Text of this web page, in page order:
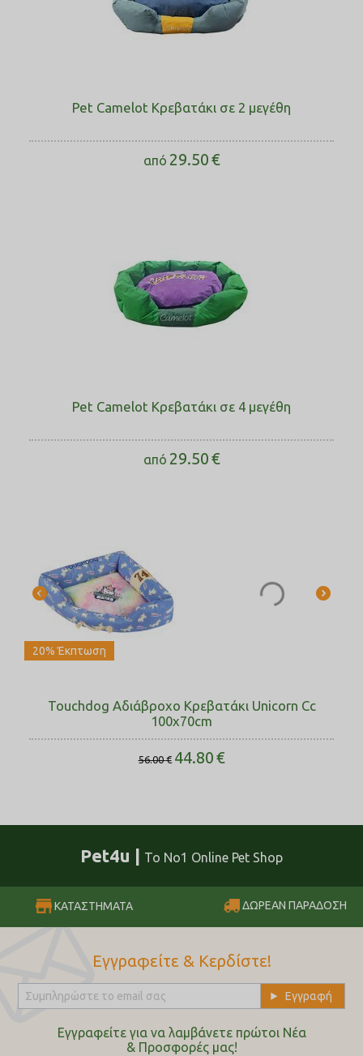
Pet Camelot Κρεβατάκι σε 2 μεγέθη
από 29.50€
Pet Camelot Κρεβατάκι σε 4 μεγέθη
από 29.50€
20% Έκπτωση
Touchdog Αδιάβροχο Κρεβατάκι Unicorn Cc
100x70cm
56.00 € 44.80€
Pet4u | Το No1 Online Pet Shop
ΚΑΤΑΣΤΗΜΑΤΑ ΔΩΡΕΑΝ ΠΑΡΑΔΟΣΗ
Εγγραφείτε & Κερδίστε!
Εγγραφείτε για να λαμβάνετε πρώτοι Nέα
& Προσφορές μας!